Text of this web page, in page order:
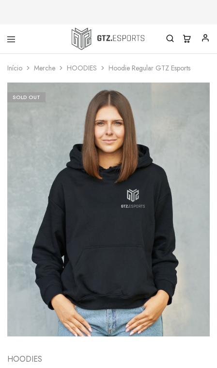
GTZ
Início Merche HOODIES Hoodie Regular GTZ Esports
SOLD OUT
HOODIES